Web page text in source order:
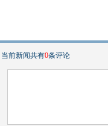
当前新闻共有0条评论